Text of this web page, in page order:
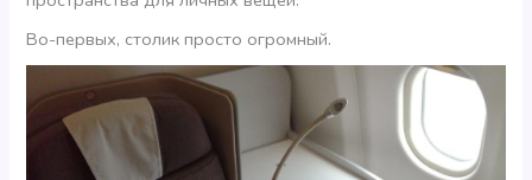
Во-первых, столик просто огромный.